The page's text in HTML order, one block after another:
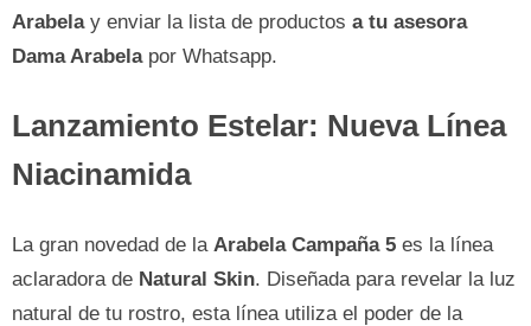
Arabelay enviar la lista de productos a tu asesora
Dama Arabelapor Whatsapp.
Lanzamiento Estelar: Nueva Línea
Niacinamida
La gran novedad de la Arabela Campaña 5 es la línea
aclaradora de Natural Skin. Diseñada para revelar la luz
natural de tu rostro, esta línea utiliza el poder de la